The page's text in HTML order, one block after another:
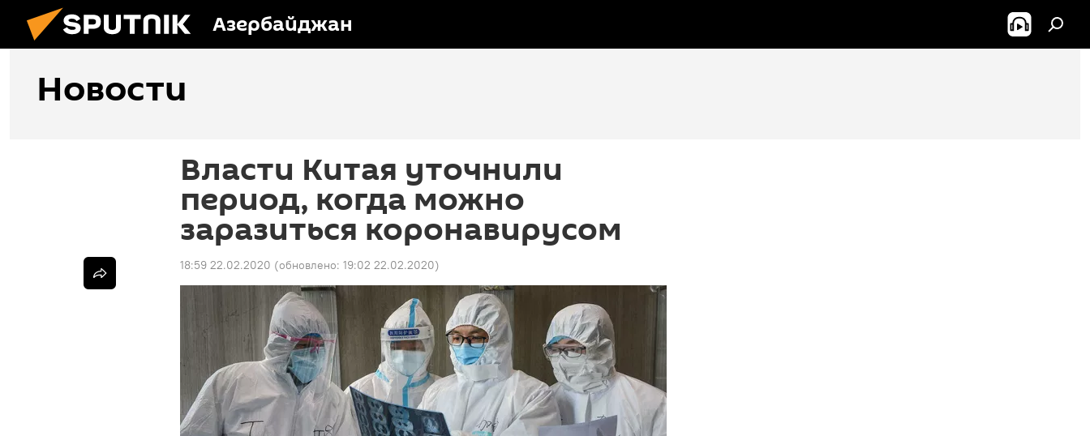
Азербайджан
Новости
Власти Китая уточнили
период, когда можно
заразиться коронавирусом
18:59 22.02.2020 (обновлено: 19:02 22.02.2020)